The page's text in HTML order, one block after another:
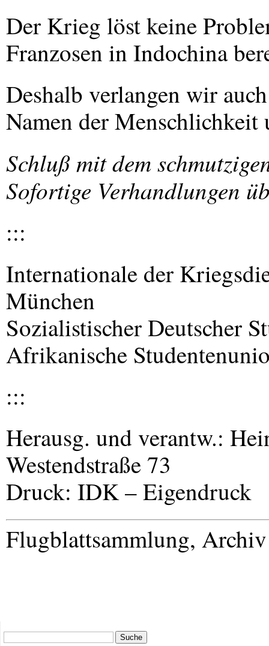
Der Krieg löst keine
Franzosen in Indochina
Deshalb verlangen wir
Namen der
Schluß mit dem
Sofortige Verhandlungen
:::
Internationale der
München
Sozialistischer Deutscher
Afrikanische
:::
Herausg. und verantw.:
Westendstraße 73
Druck: IDK– Eigendruck
Flugblattsammlung,
Suche